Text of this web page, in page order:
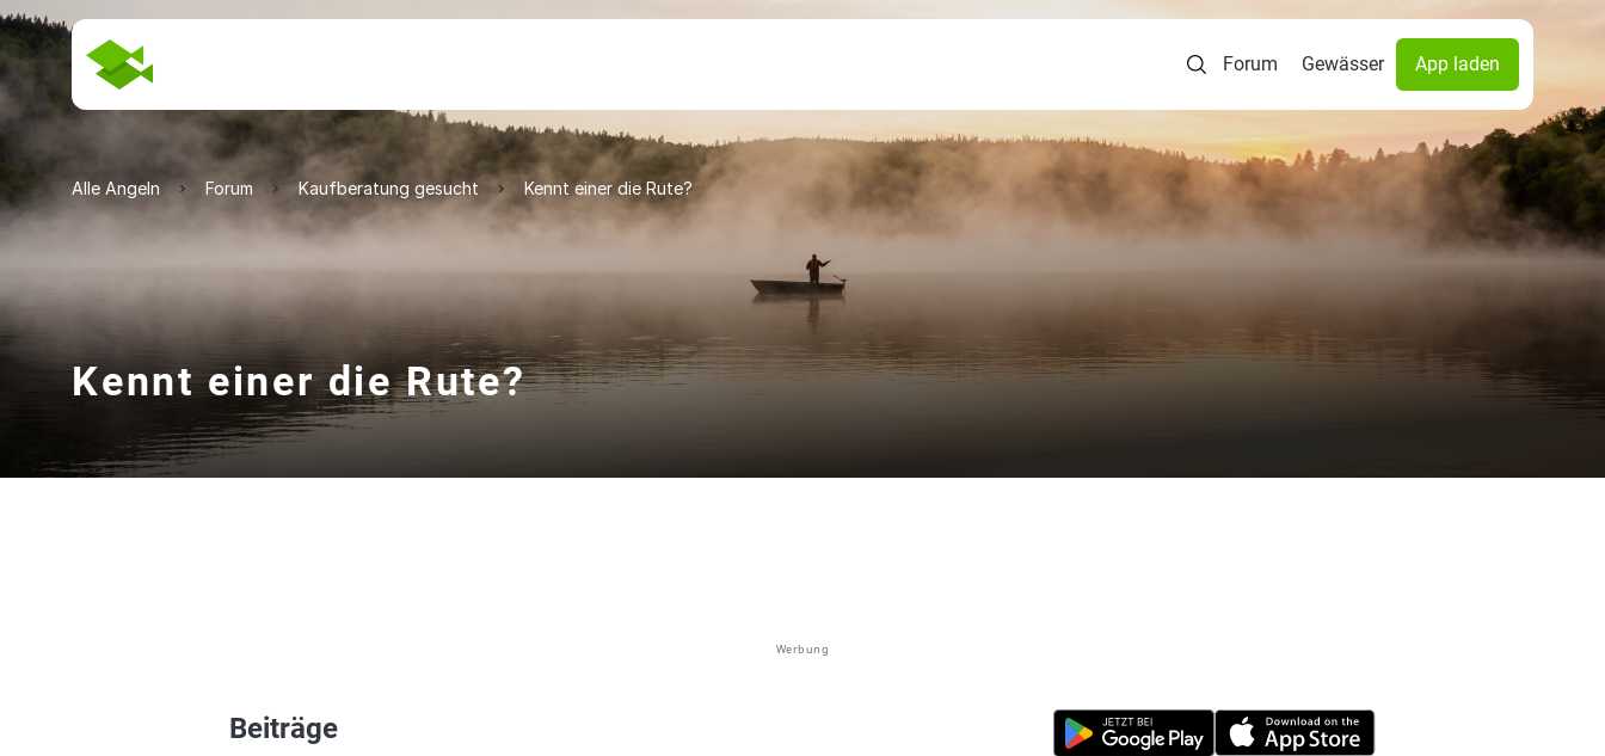
Forum Gewässer App laden
Alle Angeln Forum Kaufberatung gesucht Kennt einer die Rute?
Kennt einer die Rute?
Werbung
Beiträge